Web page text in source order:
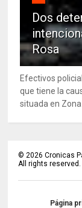
Dos
Rosa
Efectivos
que tiene la
situada en Zona
© 2026 Cronicas
All rights reserved.
Página